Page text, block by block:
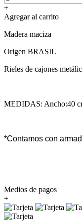
+
Agregar al carrito
Madera maciza
Origen BRASIL
Rieles de cajones
MEDIDAS: Ancho:40
*Contamos con
Medios de pagos
+